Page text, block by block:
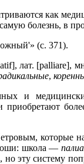
как
болезнь, в
(с. 371).
лат. [palliare],
,
и
приобретают
которые
школа —
эту систему